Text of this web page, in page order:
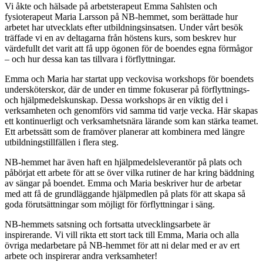
Vi åkte och hälsade på arbetsterapeut Emma Sahlsten och
fysioterapeut Maria Larsson på NB-hemmet, som berättade hur
arbetet har utvecklats efter utbildningsinsatsen. Under vårt besök
träffade vi en av deltagarna från höstens kurs, som beskrev hur
värdefullt det varit att få upp ögonen för de boendes egna förmågor
– och hur dessa kan tas tillvara i förflyttningar.
Emma och Maria har startat upp veckovisa workshops för boendets
undersköterskor, där de under en timme fokuserar på förflyttnings-
och hjälpmedelskunskap. Dessa workshops är en viktig del i
verksamheten och genomförs vid samma tid varje vecka. Här skapas
ett kontinuerligt och verksamhetsnära lärande som kan stärka teamet.
Ett arbetssätt som de framöver planerar att kombinera med längre
utbildningstillfällen i flera steg.
NB-hemmet har även haft en hjälpmedelsleverantör på plats och
påbörjat ett arbete för att se över vilka rutiner de har kring bäddning
av sängar på boendet. Emma och Maria beskriver hur de arbetar
med att få de grundläggande hjälpmedlen på plats för att skapa så
goda förutsättningar som möjligt för förflyttningar i säng.
NB-hemmets satsning och fortsatta utvecklingsarbete är
inspirerande. Vi vill rikta ett stort tack till Emma, Maria och alla
övriga medarbetare på NB-hemmet för att ni delar med er av ert
arbete och inspirerar andra verksamheter!